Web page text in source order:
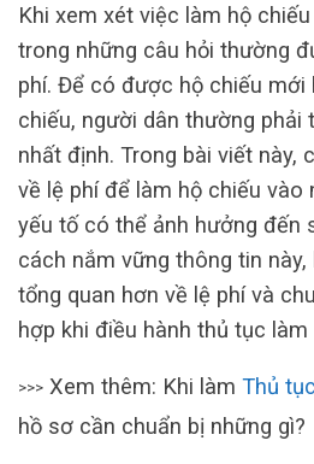
Khi xem xét việc làm hộ
trong những câu hỏi thường
phí. Để có được hộ chiếu mới
chiếu, người dân thường phải
nhất định. Trong bài viết này,
về lệ phí để làm hộ chiếu vào
yếu tố có thể ảnh hưởng đến
cách nắm vững thông tin
tổng quan hơn về lệ phí và
hợp khi điều hành thủ tục làm
>>> Xem thêm: Khi làm Thủ
hồ sơ cần chuẩn bị những gì?